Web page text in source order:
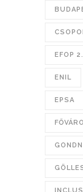
EFOP
ENIL
EPSA